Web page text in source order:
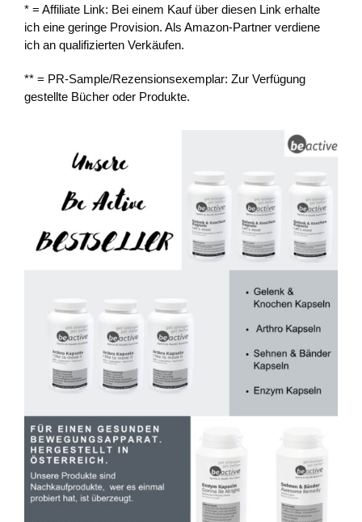
* = Affiliate Link: Bei einem Kauf über diesen Link erhalte
ich eine geringe Provision. Als Amazon-Partner verdiene
ich an qualifizierten Verkäufen.
** = PR-Sample/Rezensionsexemplar: Zur Verfügung
gestellte Bücher oder Produkte.